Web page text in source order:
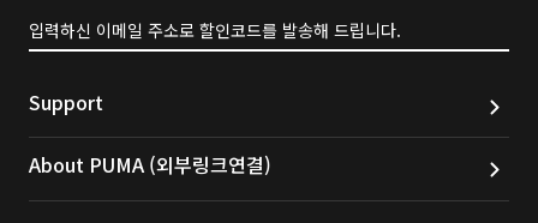
입력하신 이메일 주소로 할인코드를 발송해 드립니다.
Support
About PUMA (외부링크연결)